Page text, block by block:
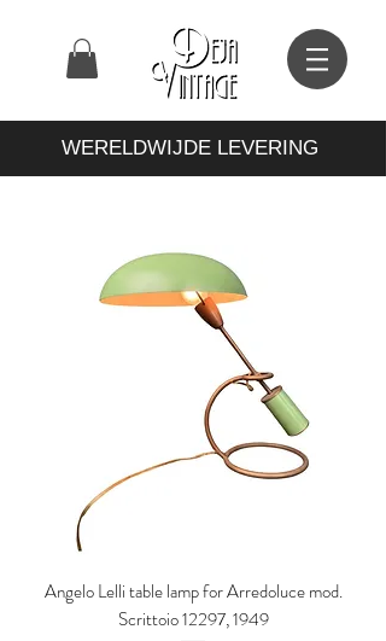
WERELDWIJDE LEVERING
Angelo Lelli table lamp for Arredoluce mod.
Scrittoio 12297, 1949